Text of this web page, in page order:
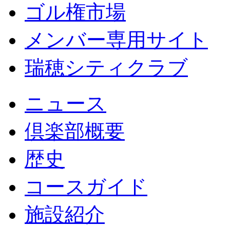
ゴル権市場
メンバー専用サイト
瑞穂シティクラブ
ニュース
倶楽部概要
歴史
コースガイド
施設紹介